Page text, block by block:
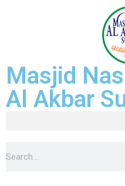
Masjid
Al Akbar